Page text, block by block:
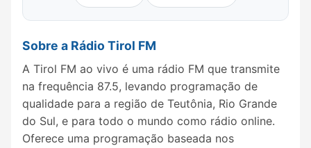
Sobre a Rádio Tirol FM
A Tirol FM ao vivo é uma rádio FM que transmite
na frequência 87.5, levando programação de
qualidade para a região de Teutônia, Rio Grande
do Sul, e para todo o mundo como rádio online.
Oferece uma programação baseada nos